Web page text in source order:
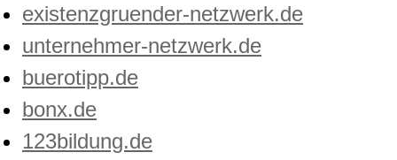
existenzgruender-netzwerk.de
unternehmer-netzwerk.de
buerotipp.de
bonx.de
123bildung.de